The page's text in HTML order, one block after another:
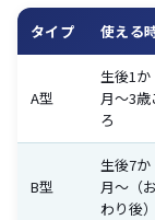
タイプ 使える
A型
生後1か
月〜3歳
ろ
B型
生後7か
月〜（
わり後）